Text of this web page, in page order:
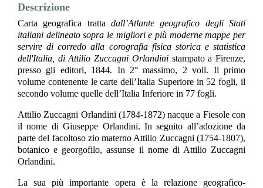
Descrizione
Carta geografica tratta dall’Atlante geografico degli Stati
italiani delineato sopra le migliori e più moderne mappe per
servire di corredo alla corografia fisica storica e statistica
dell'Italia, di Attilio Zuccagni Orlandinistampato a Firenze,
presso gli editori, 1844. In 2° massimo, 2 voll. Il primo
volume contenente le carte dell’Italia Superiore in 52 fogli, il
secondo volume quelle dell’Italia Inferiore in 77 fogli.
Attilio Zuccagni Orlandini (1784-1872) nacque a Fiesole con
il nome di Giuseppe Orlandini. In seguito all’adozione da
parte del facoltoso zio materno Attilio Zuccagni (1754-1807),
botanico e georgofilo, assunse il nome di Attilio Zuccagni
Orlandini.
La sua più importante opera è la relazione geografico-